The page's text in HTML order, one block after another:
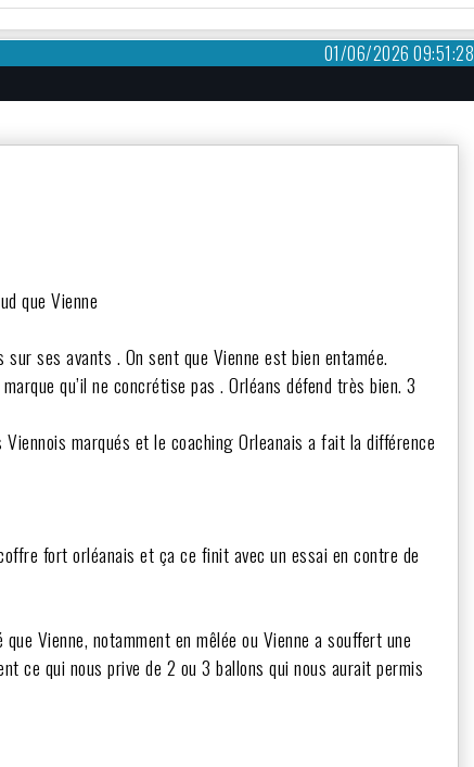
01/06/2026 09:51:28
que Vienne
ses avants . On sent que Vienne est bien entamée.
qu’il ne concrétise pas . Orléans défend très bien. 3
marqués et le coaching Orleanais a fait la différence
fort orléanais et ça ce finit avec un essai en contre de
Vienne, notamment en mêlée ou Vienne a souffert une
ce qui nous prive de 2 ou 3 ballons qui nous aurait permis